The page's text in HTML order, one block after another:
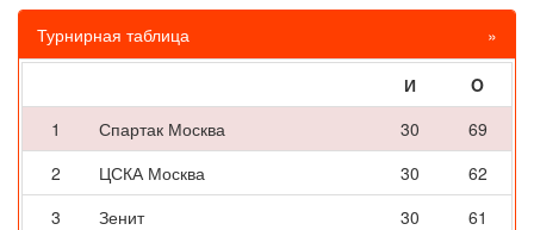
Турнирная таблица »
И
O
1
Спартак Москва 30
69
2
ЦСКА Москва 30
62
3
Зенит 30
61